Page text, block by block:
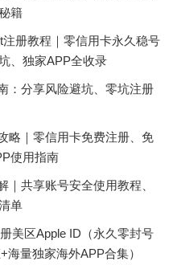
籍
册教程｜零信用卡永久稳号
、独家APP全收录
：分享风险避坑、零坑注册
略｜零信用卡免费注册、免
使用指南
｜共享账号安全使用教程、
单
美区Apple ID（永久零封号
量独家海外APP合集）